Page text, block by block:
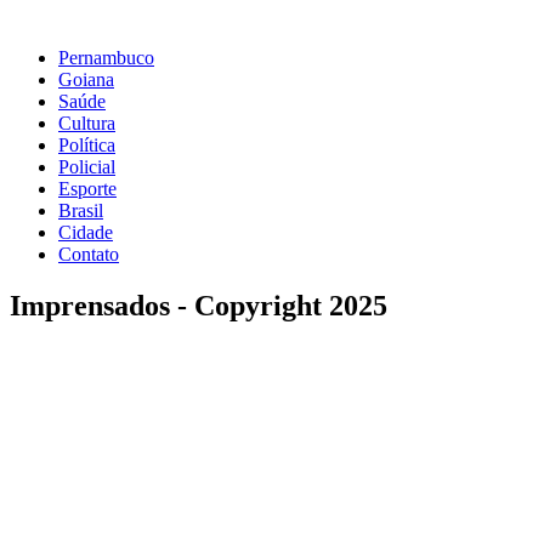
Pernambuco
Goiana
Saúde
Cultura
Política
Policial
Esporte
Brasil
Cidade
Contato
Imprensados - Copyright 2025